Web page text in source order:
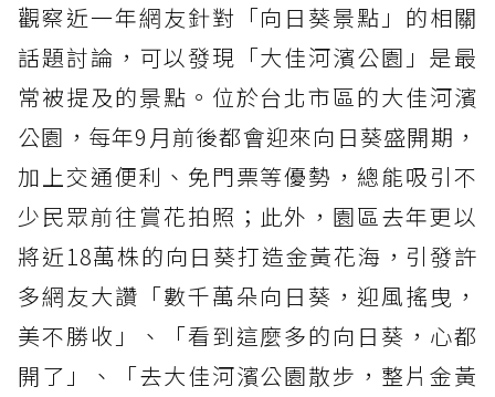
觀察近一年網友針對「向日葵景點」的相關
話題討論，可以發現「大佳河濱公園」是最
常被提及的景點。位於台北市區的大佳河濱
公園，每年9月前後都會迎來向日葵盛開期，
加上交通便利、免門票等優勢，總能吸引不
少民眾前往賞花拍照；此外，園區去年更以
將近18萬株的向日葵打造金黃花海，引發許
多網友大讚「數千萬朵向日葵，迎風搖曳，
美不勝收」、「看到這麼多的向日葵，心都
開了」、「去大佳河濱公園散步，整片金黃